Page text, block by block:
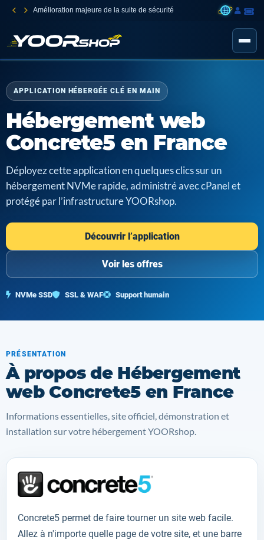
Amélioration majeure de la suite de sécurité
APPLICATION HÉBERGÉE CLÉ EN MAIN
Hébergement web
Concrete5 en France
Déployez cette application en quelques clics sur un
hébergement NVMe rapide, administré avec cPanel et
protégé par l’infrastructure YOORshop.
Découvrir l’application
Voir les offres
NVMe SSD SSL & WAF Support humain
PRÉSENTATION
À propos de Hébergement
web Concrete5 en France
Informations essentielles, site officiel, démonstration et
installation sur votre hébergement YOORshop.
Concrete5 permet de faire tourner un site web facile.
Allez à n'importe quelle page de votre site, et une barre